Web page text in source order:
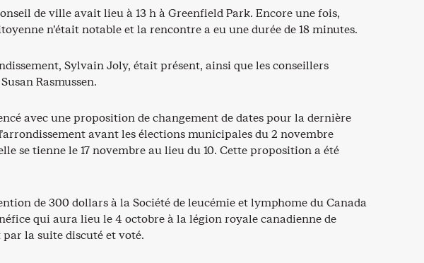
de ville avait lieu à 13 h à Greenfield Park. Encore une fois,
n’était notable et la rencontre a eu une durée de 18 minutes.
Sylvain Joly, était présent, ainsi que les conseillers
Rasmussen.
avec une proposition de changement de dates pour la dernière
avant les élections municipales du 2 novembre
se tienne le 17 novembre au lieu du 10. Cette proposition a été
de 300 dollars à la Société de leucémie et lymphome du Canada
qui aura lieu le 4 octobre à la légion royale canadienne de
la suite discuté et voté.